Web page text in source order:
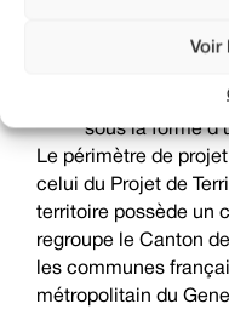
Voir
Une recherche
destinée à
sous la forme
Le périmètre de
celui du Projet de
territoire possède un
regroupe le Canton
les communes
métropolitain du